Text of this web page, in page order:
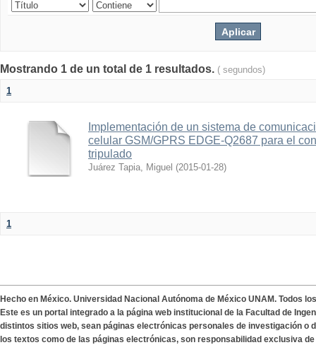
Mostrando 1 de un total de 1 resultados. ( segundos)
1
Implementación de un sistema de
celular GSM/GPRS EDGE-Q2687 para el
tripulado
Juárez Tapia, Miguel (2015-01-28)
1
Hecho en México. Universidad Nacional Autónoma de México UNAM. Todos
Este es un portal integrado a la página web institucional de la Facultad de
distintos sitios web, sean páginas electrónicas personales de investigación o
los textos como de las páginas electrónicas, son responsabilidad exclusiva